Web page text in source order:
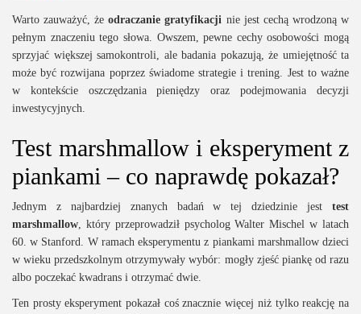
Warto zauważyć, żeodraczanie gratyfikacji nie jest cechą wrodzoną w
pełnym znaczeniu tego słowa. Owszem, pewne cechy osobowości mogą
sprzyjać większej samokontroli, ale badania pokazują, że umiejętność ta
może być rozwijana poprzez świadome strategie i trening. Jest to ważne
w kontekście oszczędzania pieniędzy oraz podejmowania decyzji
inwestycyjnych.
Test marshmallow i eksperyment z
piankami – co naprawdę pokazał?
Jednym z najbardziej znanych badań w tej dziedzinie jest test
marshmallow, który przeprowadził psycholog Walter Mischel w latach
60. w Stanford. W ramach eksperymentu z piankami marshmallow dzieci
w wieku przedszkolnym otrzymywały wybór: mogły zjeść piankę od razu
albo poczekać kwadrans i otrzymać dwie.
Ten prosty eksperyment pokazał coś znacznie więcej niż tylko reakcję na